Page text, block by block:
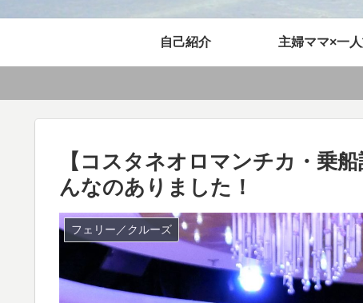
自己紹介 主婦ママ×一
【コスタネオロマンチカ・乗
んなのありました！
フェリー／クルーズ